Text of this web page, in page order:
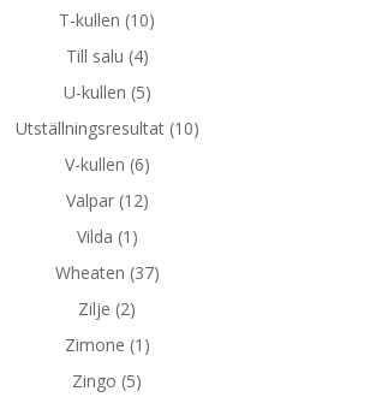
T-kullen (10)
Till salu (4)
U-kullen (5)
Utställningsresultat(10)
V-kullen (6)
Valpar(12)
Vilda (1)
Wheaten (37)
Zilje (2)
Zimone (1)
Zingo (5)